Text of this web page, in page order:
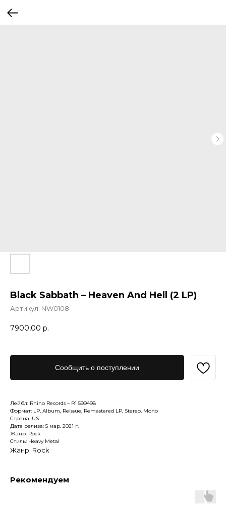
Black Sabbath – Heaven And Hell (2 LP)
Артикул: NW0108
7900,00 р.
Сообщить о поступлении
Лейбл: Rhino Records – R1 599498
Формат: LP, Album, Reissue, Remastered LP, Stereo, Mono
Страна: US
Дата релиза: 5 мар. 2021 г.
Жанр: Rock
Стиль: Heavy Metal
Жанр: Rock
Рекомендуем